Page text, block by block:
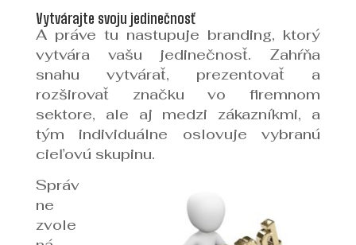
Vytvárajte svoju jedinečnosť
A práve tu nastupuje branding, ktorý
vytvára vašu jedinečnosť. Zahŕňa
snahu vytvárať, prezentovať a
rozširovať značku vo firemnom
sektore, ale aj medzi zákazníkmi, a
tým individuálne oslovuje vybranú
cieľovú skupinu.
Správ
ne
zvole